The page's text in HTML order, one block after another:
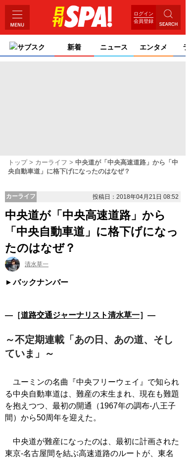
ログイン
会員登録
サブスク 新着 ニュース エンタメ ライ
トップ カーライフ
中央道が「中央高速道路」から「中
央自動車道」に格下げになったのはなぜ？
カーライフ 投稿日：2018年04月21日 08:52
中央道が「中央高速道路」から
「中央自動車道」に格下げになっ
たのはなぜ？
清水草一
バックナンバー
―［道路交通ジャーナリスト清水草一］―
～不定期連載「あの日、あの道、そし
ていま」～
ユーミンの名曲『中央フリーウェイ』で知られ
る中央自動車道は、難産の末生まれ、現在も難題
を抱えつつ、最初の開通（1967年の調布-八王子
間）から50周年を迎えた。
中央道が難産になったのは、最初に計画された
東京-名古屋間を結ぶ高速道路のルートが、東名